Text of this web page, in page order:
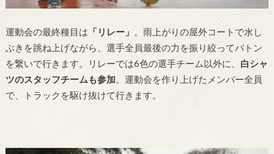
運動会の最終種目は 「リレー」 。雨上がりの屋外コートで水し
ぶきを跳ね上げながら、選手全員最後の力を振り絞ってバトン
を繋いで行きます。リレーでは6色の選手チーム以外に、 白シャ
ツのスタッフチームも参加。運動会を作り上げたメンバー全員
で、トラックを駆け抜けて行きます。